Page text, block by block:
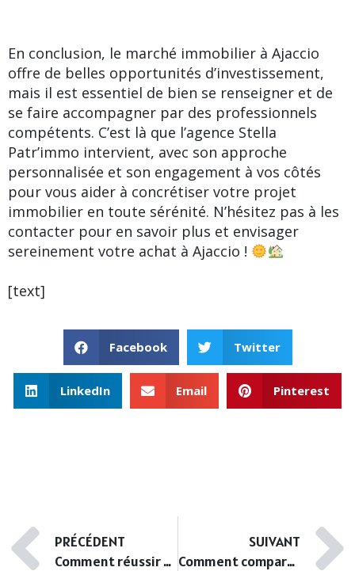
En conclusion, le marché immobilier à Ajaccio
offre de belles opportunités d’investissement,
mais il est essentiel de bien se renseigner et de
se faire accompagner par des professionnels
compétents. C’est là que l’agence Stella
Patr’immo intervient, avec son approche
personnalisée et son engagement à vos côtés
pour vous aider à concrétiser votre projet
immobilier en toute sérénité. N’hésitez pas à les
contacter pour en savoir plus et envisager
sereinement votre achat à Ajaccio !
[text]
Facebook Twitter
LinkedIn Email Pinterest
PRÉCÉDENT
Comment réussir une transaction immobilière à Ajaccio ?
SUIVANT
Comment comparer les agences immobilières à Ajaccio ?